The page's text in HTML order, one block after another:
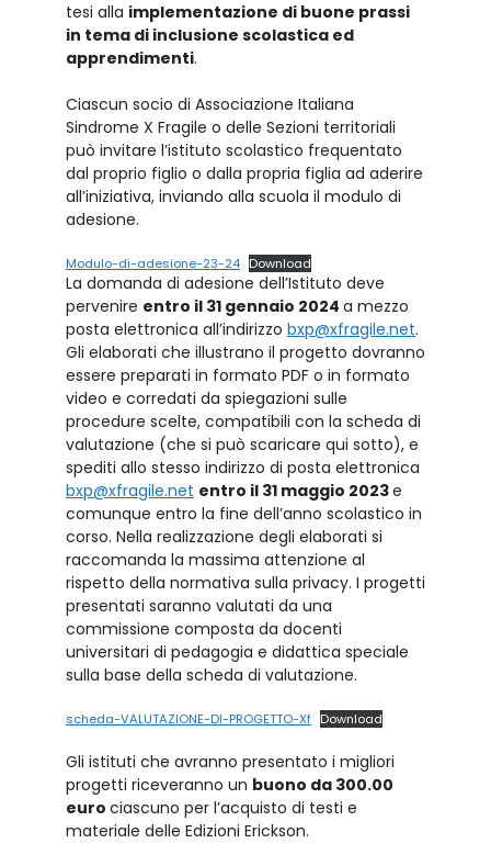
tesi alla implementazione di buone prassi
in tema di inclusione scolastica ed
apprendimenti.
Ciascun socio di Associazione Italiana
Sindrome X Fragile o delle Sezioni territoriali
può invitare l’istituto scolastico frequentato
dal proprio figlio o dalla propria figlia ad aderire
all’iniziativa, inviando alla scuola il modulo di
adesione.
Modulo-di-adesione-23-24 Download
La domanda di adesione dell’Istituto deve
pervenire entro il 31 gennaio 2024 a mezzo
posta elettronica all’indirizzo bxp@xfragile.net.
Gli elaborati che illustrano il progetto dovranno
essere preparati in formato PDF o in formato
video e corredati da spiegazioni sulle
procedure scelte, compatibili con la scheda di
valutazione (che si può scaricare qui sotto), e
spediti allo stesso indirizzo di posta elettronica
bxp@xfragile.net entro il 31 maggio 2023e
comunque entro la fine dell’anno scolastico in
corso. Nella realizzazione degli elaborati si
raccomanda la massima attenzione al
rispetto della normativa sulla privacy. I progetti
presentati saranno valutati da una
commissione composta da docenti
universitari di pedagogia e didattica speciale
sulla base della scheda di valutazione.
scheda-VALUTAZIONE-DI-PROGETTO-Xf Download
Gli istituti che avranno presentato i migliori
progetti riceveranno un buono da 300.00
euro ciascuno per l’acquisto di testi e
materiale delle Edizioni Erickson.